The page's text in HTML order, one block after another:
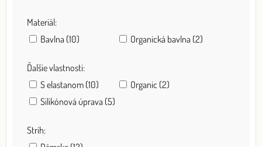
Materiál:
Bavlna (10)
Organická bavlna (2)
Ďalšie vlastnosti:
S elastanom (10)
Organic (2)
Silikónová úprava (5)
Strih: